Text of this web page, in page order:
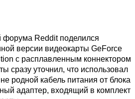
форума Reddit поделился
версии видеокарты GeForce
с расплавленным коннектором
сразу уточнил, что использовал
родной кабель питания от блока
адаптер, входящий в комплект